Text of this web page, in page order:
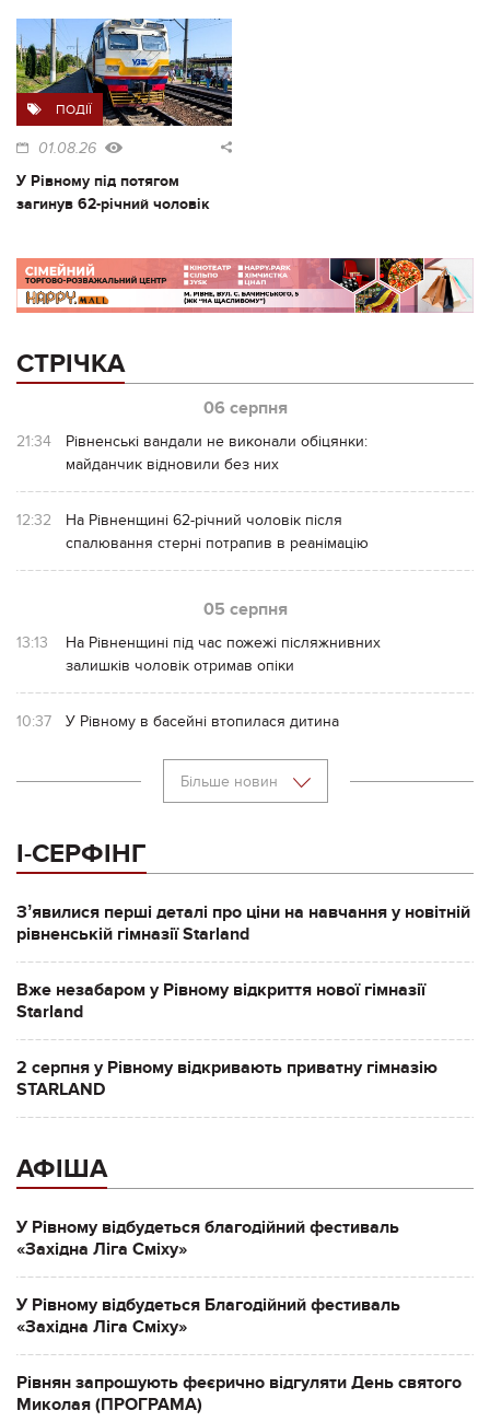
ПОДІЇ
01.08.26
У Рівному під потягом
загинув 62-річний чоловік
СТРІЧКА
06 серпня
21:34
Рівненські вандали не виконали обіцянки:
майданчик відновили без них
12:32
На Рівненщині 62-річний чоловік після
спалювання стерні потрапив в реанімацію
05 серпня
13:13
На Рівненщині під час пожежі післяжнивних
залишків чоловік отримав опіки
10:37 У Рівному в басейні втопилася дитина
Більше новин
І-СЕРФІНГ
Зʼявилися перші деталі про ціни на навчання у новітній
рівненській гімназії Starland
Вже незабаром у Рівному відкриття нової гімназії
Starland
2 серпня у Рівному відкривають приватну гімназію
STARLAND
АФІША
У Рівному відбудеться благодійний фестиваль
«Західна Ліга Сміху»
У Рівному відбудеться Благодійний фестиваль
«Західна Ліга Сміху»
Рівнян запрошують феєрично відгуляти День святого
Миколая (ПРОГРАМА)